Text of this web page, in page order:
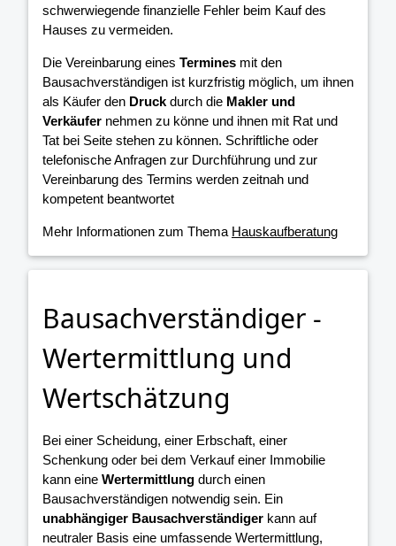
schwerwiegende finanzielle Fehler beim Kauf des
Hauses zu vermeiden.
Die Vereinbarung eines Termines mit den
Bausachverständigen ist kurzfristig möglich, um ihnen
als Käufer den Druckdurch die Makler und
Verkäufer nehmen zu könne und ihnen mit Rat und
Tat bei Seite stehen zu können. Schriftliche oder
telefonische Anfragen zur Durchführung und zur
Vereinbarung des Termins werden zeitnah und
kompetent beantwortet
Mehr Informationen zum Thema Hauskaufberatung
Bausachverständiger -
Wertermittlung und
Wertschätzung
Bei einer Scheidung, einer Erbschaft, einer
Schenkung oder bei dem Verkauf einer Immobilie
kann eine Wertermittlung durch einen
Bausachverständigen notwendig sein. Ein
unabhängiger Bausachverständiger kann auf
neutraler Basis eine umfassende Wertermittlung,